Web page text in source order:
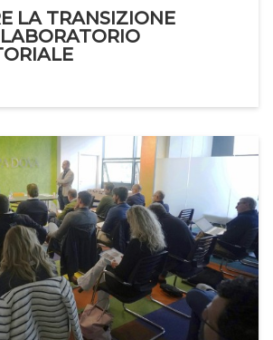
LA TRANSIZIONE